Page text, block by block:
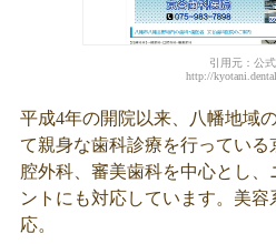
引用元：公
http://
平成4年の開院以来、八幡地域
て親身な歯科診療を行っている
腔外科、審美歯科を中心とし
ントにも対応しています。美
応。